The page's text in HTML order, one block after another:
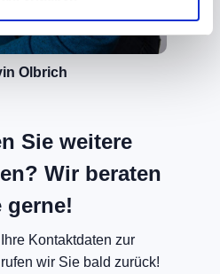
Olbrich
Sie weitere
Wir beraten
gerne!
Kontaktdaten zur
wir Sie bald zurück!